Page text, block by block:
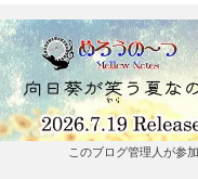
このブログ管理人が参